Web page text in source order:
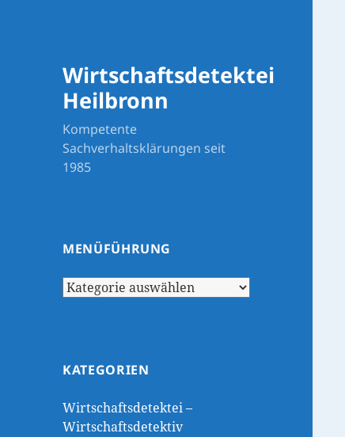
Wirtschaftsdetektei
Heilbronn
Kompetente
Sachverhaltsklärungen seit
1985
MENÜFÜHRUNG
Menüführung
KATEGORIEN
Wirtschaftsdetektei –
Wirtschaftsdetektiv